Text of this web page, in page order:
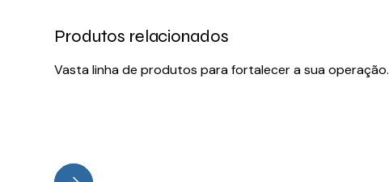
Produtos relacionados
Vasta linha de produtos para fortalecer a sua operação.